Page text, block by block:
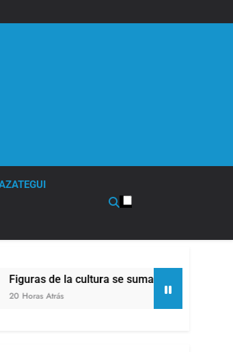
la cultura se sumaron a la marcha frente al